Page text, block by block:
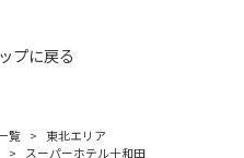
プに戻る
覧
東北エリア
スーパーホテル十和田